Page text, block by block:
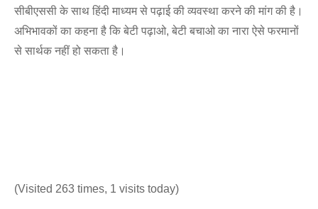
सीबीएससी के साथ हिंदी माध्यम से पढ़ाई की व्यवस्था करने की मांग की है।
अभिभावकों का कहना है कि बेटी पढ़ाओ, बेटी बचाओ का नारा ऐसे फरमानों
से सार्थक नहीं हो सकता है।
(Visited 263 times, 1 visits today)